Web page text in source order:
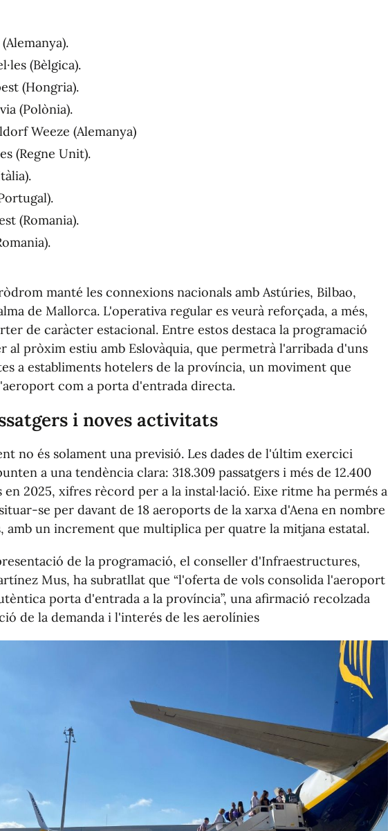
(Bèlgica).
(Hongria).
(Polònia).
Weeze (Alemanya)
(Regne Unit).
(Romania).
manté les connexions nacionals amb Astúries, Bilbao,
de Mallorca. L'operativa regular es veurà reforçada, a més,
de caràcter estacional. Entre estos destaca la programació
al pròxim estiu amb Eslovàquia, que permetrà l'arribada d'uns
a establiments hotelers de la província, un moviment que
com a porta d'entrada directa.
i noves activitats
no és solament una previsió. Les dades de l'últim exercici
a una tendència clara: 318.309 passatgers i més de 12.400
en 2025, xifres rècord per a la instal·lació. Eixe ritme ha permés a
se per davant de 18 aeroports de la xarxa d'Aena en nombre
amb un increment que multiplica per quatre la mitjana estatal.
de la programació, el conseller d'Infraestructures,
Mus, ha subratllat que “l'oferta de vols consolida l'aeroport
porta d'entrada a la província”, una afirmació recolzada
de la demanda i l'interés de les aerolínies